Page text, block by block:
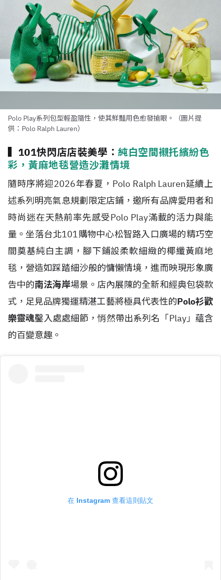
Polo Play系列包型輕盈隨性，使其鮮豔用色愈發搶眼。（圖片提
供：Polo Ralph Lauren）
▍101快閃店店裝美學：純白空間襯托繽紛色
彩，黃麻地毯營造沙灘情境
隨時序將迎2026年春夏，Polo Ralph Lauren延續上
述系列明亮氣息規劃限定店鋪，邀所有品牌愛用者和
時尚迷在天熱前率先感受Polo Play滿載的活力與能
量。坐落台北101購物中心松智路入口廣場的精巧空
間奠基純白主調，腳下鋪設柔軟細緻的椰纖黃麻地
毯，營造如踩踏細沙般的慵懶情境，進而映現形象廣
告中的南法海岸場景。店內展陳的全新和經典包袋款
式，足見品牌獨運精湛工藝將極具代表性的Polo衫歡
樂靈魂鑿入處處細節，悄然帶出系列名「Play」蘊含
的百變意趣。
在 Instagram 查看這則貼文